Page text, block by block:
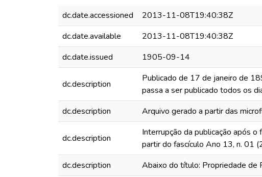
dc.date.accessioned
2013-11-08T19:40:38Z
dc.date.available
2013-11-08T19:40:38Z
dc.date.issued
1905-09-14
dc.description
Publicado de 17 de janeiro de
passa a ser publicado todos os
dc.description Arquivo gerado a partir das
dc.description
Interrupção da publicação após
partir do fascículo Ano 13, n. 01
dc.description Abaixo do título: Propriedade de